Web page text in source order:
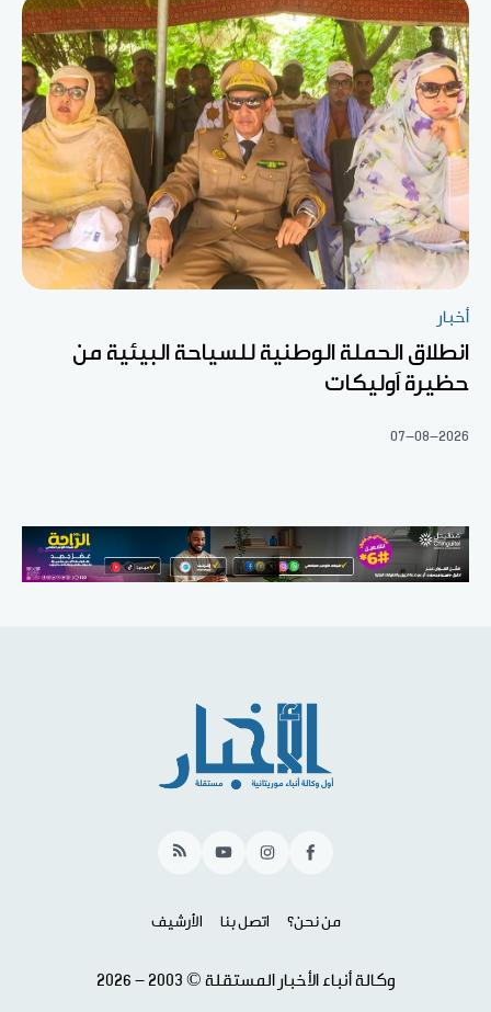
أخبار
انطلاق الحملة الوطنية للسياحة البيئية من
حظيرة آوليكات
07-08-2026
Facebook
Instagram
YouTube
RSS
من نحن؟ اتصل بنا الأرشيف
وكالة أنباء الأخبار المستقلة © 2003 - 2026